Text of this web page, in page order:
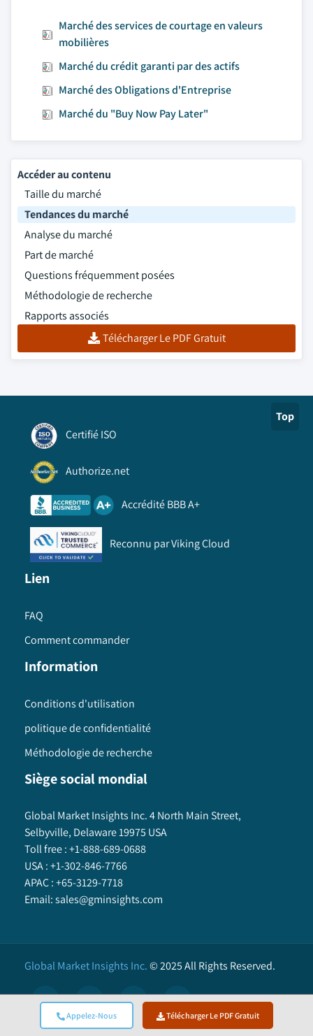
Appelez-Nous Télécharger Le PDF Gratuit
Marché des services de courtage en valeurs
mobilières
Marché du crédit garanti par des actifs
Marché des Obligations d'Entreprise
Marché du "Buy Now Pay Later"
Accéder au contenu
Taille du marché
Tendances du marché
Analyse du marché
Part de marché
Questions fréquemment posées
Méthodologie de recherche
Rapports associés
Télécharger Le PDF Gratuit
Top
Certifié ISO
Authorize.net
Accrédité BBB A+
Reconnu par Viking Cloud
Lien
FAQ
Comment commander
Information
Conditions d'utilisation
politique de confidentialité
Méthodologie de recherche
Siège social mondial
Global Market Insights Inc. 4 North Main Street,
Selbyville, Delaware 19975 USA
Toll free :+1-888-689-0688
USA :+1-302-846-7766
APAC :+65-3129-7718
Email:sales@gminsights.com
Global Market Insights Inc.©2025All Rights Reserved.